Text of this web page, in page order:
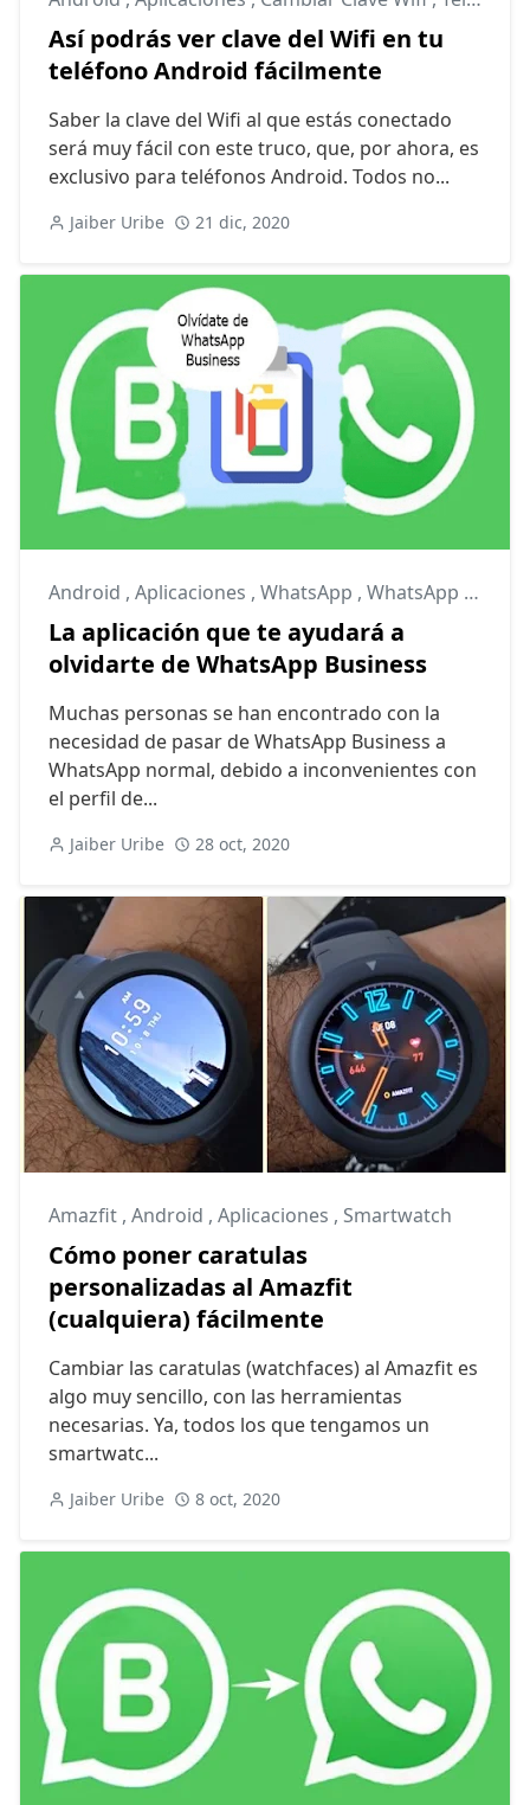
Así podrás ver clave del Wifi en tu
teléfono Android fácilmente
Saber la clave del Wifi al que estás conectado
será muy fácil con este truco, que, por ahora, es
exclusivo para teléfonos Android. Todos no...
Jaiber Uribe 21 dic, 2020
Android , Aplicaciones , WhatsApp , WhatsApp bloqueado
La aplicación que te ayudará a
olvidarte de WhatsApp Business
Muchas personas se han encontrado con la
necesidad de pasar de WhatsApp Business a
WhatsApp normal, debido a inconvenientes con
el perfil de...
Jaiber Uribe 28 oct, 2020
Amazfit , Android , Aplicaciones , Smartwatch
Cómo poner caratulas
personalizadas al Amazfit
(cualquiera) fácilmente
Cambiar las caratulas (watchfaces) al Amazfit es
algo muy sencillo, con las herramientas
necesarias. Ya, todos los que tengamos un
smartwatc...
Jaiber Uribe 8 oct, 2020